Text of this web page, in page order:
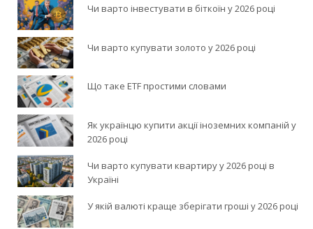
Чи варто інвестувати в біткоїн у 2026 році
Чи варто купувати золото у 2026 році
Що таке ETF простими словами
Як українцю купити акції іноземних компаній у
2026 році
Чи варто купувати квартиру у 2026 році в
Україні
У якій валюті краще зберігати гроші у 2026 році